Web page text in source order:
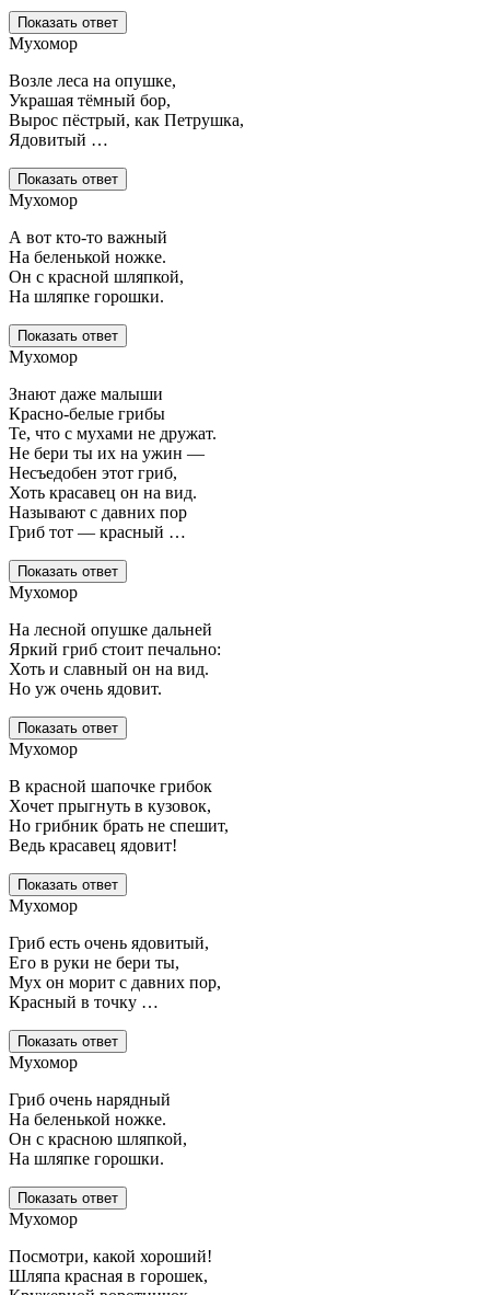
Показать ответ
Мухомор
Возле леса на опушке,
Украшая тёмный бор,
Вырос пёстрый, как Петрушка,
Ядовитый …
Показать ответ
Мухомор
А вот кто-то важный
На беленькой ножке.
Он с красной шляпкой,
На шляпке горошки.
Показать ответ
Мухомор
Знают даже малыши
Красно-белые грибы
Те, что с мухами не дружат.
Не бери ты их на ужин —
Несъедобен этот гриб,
Хоть красавец он на вид.
Называют с давних пор
Гриб тот — красный …
Показать ответ
Мухомор
На лесной опушке дальней
Яркий гриб стоит печально:
Хоть и славный он на вид.
Но уж очень ядовит.
Показать ответ
Мухомор
В красной шапочке грибок
Хочет прыгнуть в кузовок,
Но грибник брать не спешит,
Ведь красавец ядовит!
Показать ответ
Мухомор
Гриб есть очень ядовитый,
Его в руки не бери ты,
Мух он морит с давних пор,
Красный в точку …
Показать ответ
Мухомор
Гриб очень нарядный
На беленькой ножке.
Он с красною шляпкой,
На шляпке горошки.
Показать ответ
Мухомор
Посмотри, какой хороший!
Шляпа красная в горошек,